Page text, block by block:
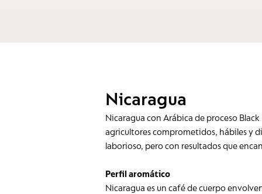
Nicaragua
Nicaragua con Arábica de proceso
agricultores comprometidos, hábiles y
laborioso, pero con resultados que
Perfil aromático
Nicaragua es un café de cuerpo